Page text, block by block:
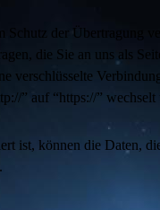
Schutz der Übertragung
die Sie an uns als
verschlüsselte
” auf “https://”
ist, können die Daten,